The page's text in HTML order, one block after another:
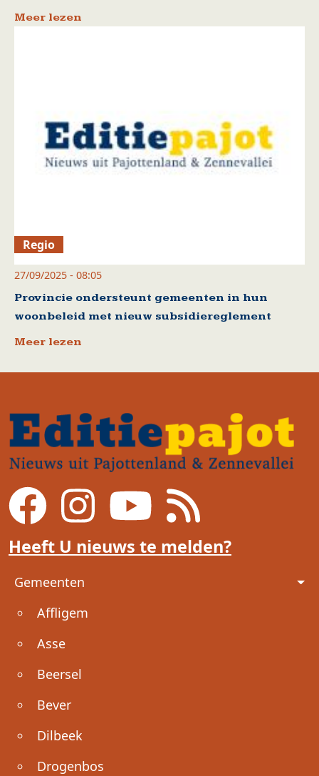
Meer lezen
Regio
27/09/2025 - 08:05
Provincie ondersteunt gemeenten in hun
woonbeleid met nieuw subsidiereglement
Meer lezen
Heeft U nieuws te melden?
Voet
Gemeenten
Affligem
Asse
Beersel
Bever
Dilbeek
Drogenbos